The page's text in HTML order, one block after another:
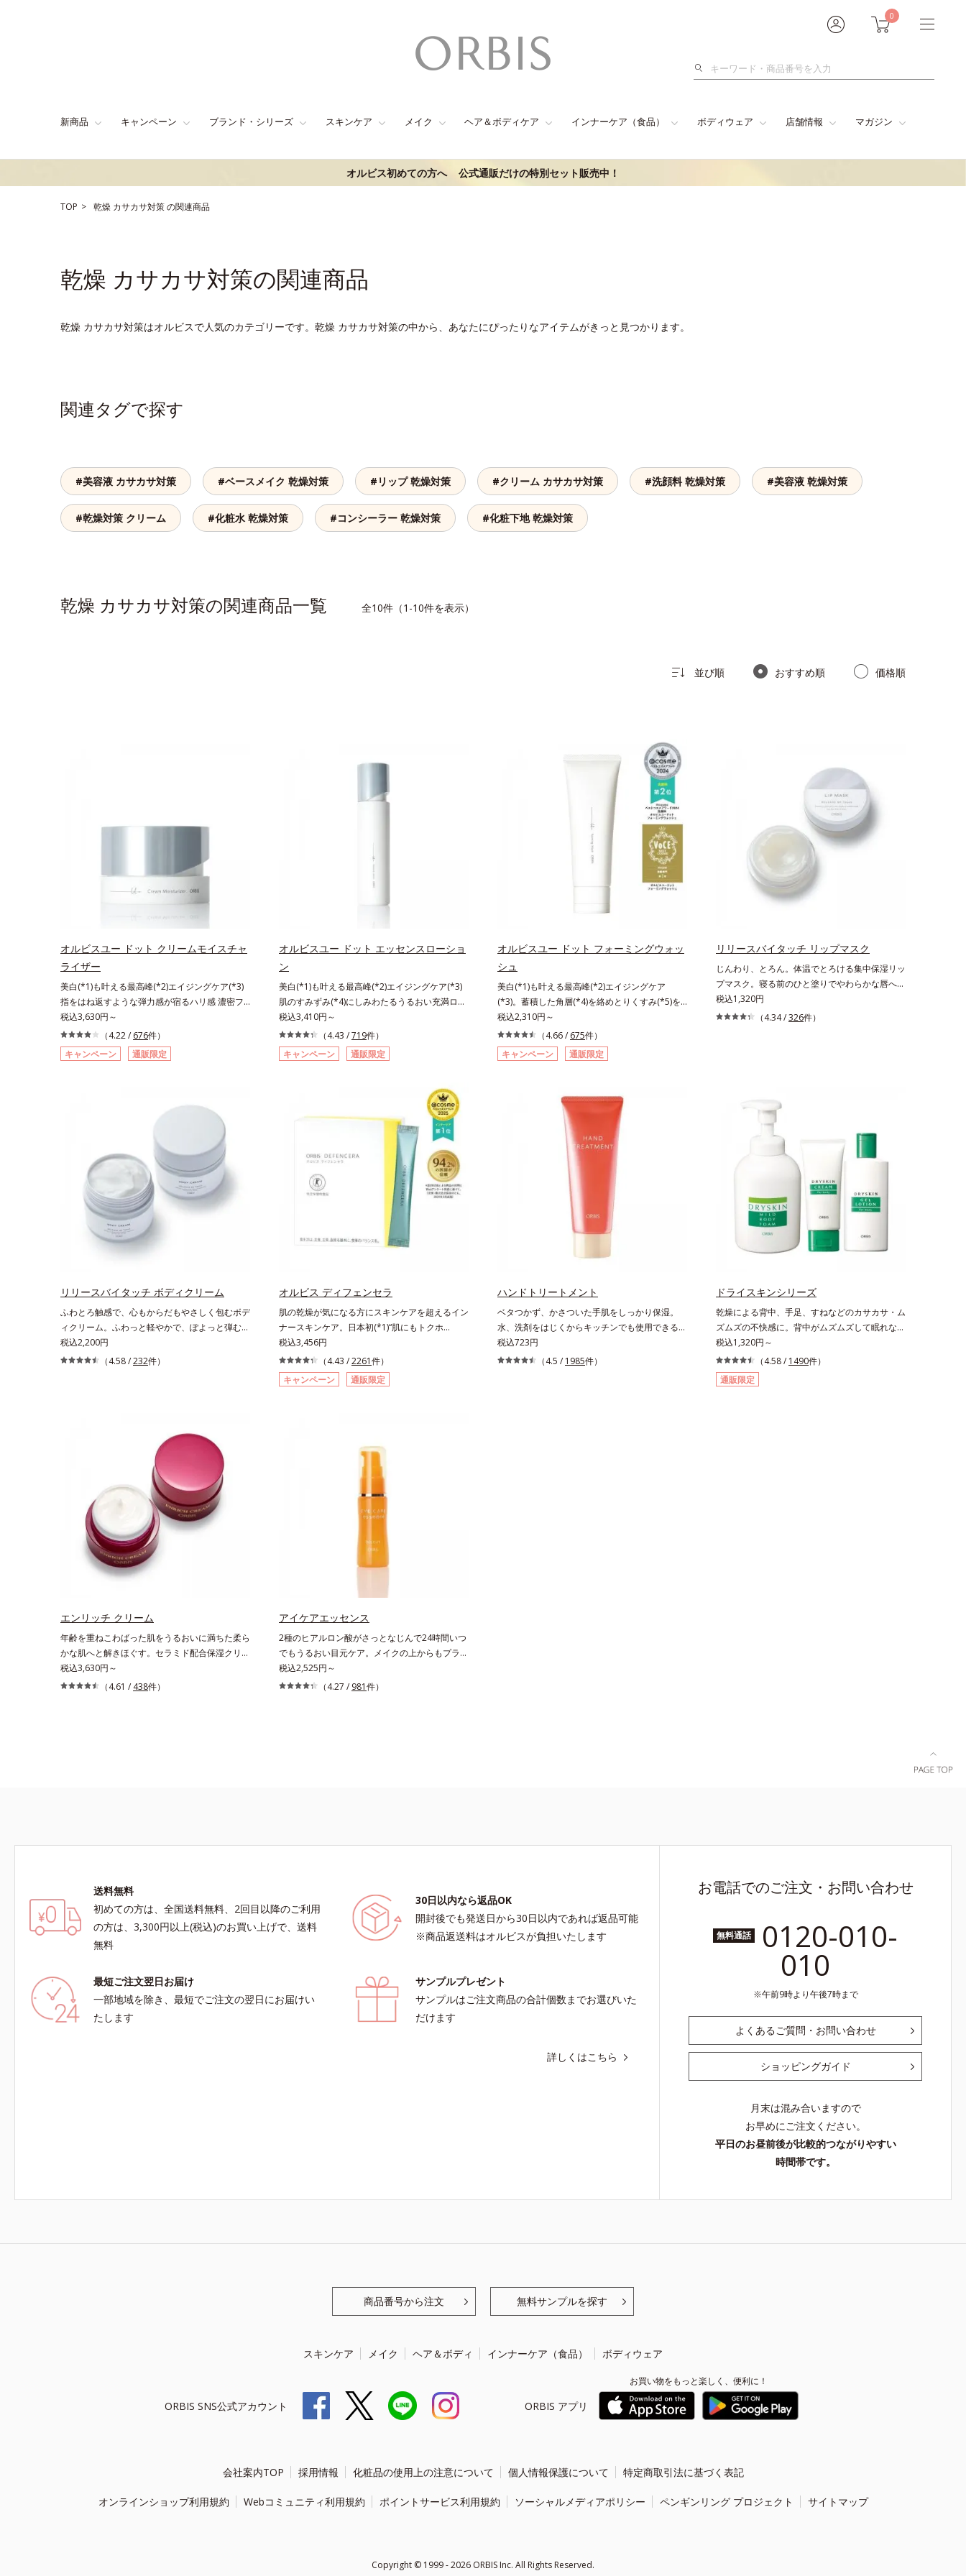
0
検
新商品 キャンペーン ブランド・シリーズ スキンケア メイク ヘア＆ボディケア インナーケア（食品） ボディウェア 店舗情報 マガジン
オルビス初めての方へ 公式通販だけの特別セット販売中！
TOP 乾燥 カサカサ対策の関連商品
乾燥 カサカサ対策の関連商品
乾燥 カサカサ対策はオルビスで人気のカテゴリーです。乾燥 カサカサ対策の中から、あなたにぴったりなアイテムがきっと見つかります。
関連タグで探す
#美容液 カサカサ対策 #ベースメイク 乾燥対策 #リップ 乾燥対策 #クリーム カサカサ対策 #洗顔料 乾燥対策 #美容液 乾燥対策
#乾燥対策 クリーム #化粧水 乾燥対策 #コンシーラー 乾燥対策 #化粧下地 乾燥対策
乾燥 カサカサ対策の関連商品一覧 全10件（1-10件を表示）
並び順 おすすめ順 価格順
オルビスユー ドット クリームモイスチャ
ライザー
美白(*1)も叶える最高峰(*2)エイジングケア(*3)
指をはね返すような弾力感が宿るハリ感 濃密フ
ィットクリーム。ハリも透明感(*4)も結果主義。
年齢サイン(*5)の因子に着目した肌科学エイジン
グケア(*3)シリーズ。オルビスユー ドットシリー
ズは、年齢による肌悩み一つ一つを対処するので
めたところ、弾力感のない状態である「ハリのな
さ」や、くすみ(*6)などが現れている状態である
「透明感のなさ」が、大人の肌印象に大きな影響
を与えていることがわかりました。そこでオルビ
スユー ドットシリーズは美容成分(*7)として
「G.D.F.アクティベーター(*8)」を配合。そし
て、従来から配合している美白(*1)有効成分「ト
ラネキサム酸」を配合しました。さらに、シリー
ズ共通の美容成分「GLルートブースター(*9)」を
配合することで、肌のふっくら感や透明感を叶え
ます。美白ケアしながら多角的なエイジングケア
リと透明感を。効果的なシナジー設計で、あなた
の生成を抑え、シミ・ソバカスを防ぐ（ウォッシ
ュを除く）*2 オルビス内スキンケアシリーズ
の保湿力*3 年齢に応じたお手入れのこと*4
うるおいによる*5 乾燥、ハリ・ツヤのなさ
層のすみずみまで水分・油分を保ち、ハリ・ツヤ
を与える保湿成分*10 気持ちのこと
税込3,630円～
（4.22 / 676件）
キャンペーン
通販限定
オルビスユー ドット エッセンスローショ
ン
美白(*1)も叶える最高峰(*2)エイジングケア(*3)
肌のすみずみ(*4)にしみわたるうるおい充満ロー
ション。ハリも透明感(*5)も結果主義。年齢サイ
ン(*6)の因子に着目した肌科学エイジングケア
(*3)シリーズ。オルビスユー ドットシリーズは、
年齢による肌悩み一つ一つを対処するのではな
とともに現れる年齢サインについて研究を進めた
ところ、弾力感のない状態である「ハリのなさ」
や、くすみ(*7)などが現れている状態である「透
明感のなさ」が、大人の肌印象に大きな影響を与
えていることがわかりました。そこでオルビスユ
ー ドットシリーズは美容成分(*8)として「G.D.F.
アクティベーター(*9)」を配合。そして、従来か
ら配合している美白(*1)有効成分「トラネキサム
酸」を配合しました。さらに、シリーズ共通の美
容成分「GLルートブースター(*10)」を配合する
ことで、肌のふっくら感や透明感を叶えます。美
感を。効果的なシナジー設計で、あなたのエイジ
抑え、シミ・ソバカスを防ぐ（ウォッシュを除
く）*2 オルビス内スキンケアシリーズの保湿
力*3 年齢に応じたお手入れのこと*4 角層ま
で*5 うるおいによる*6 乾燥、ハリ・ツヤの
なさ*7 乾燥による*8 保湿成分*9 ロニセラ
リ・ツヤを与える保湿成分*11 気持ちのこと
税込3,410円～
（4.43 /719件）
キャンペーン
通販限定
オルビスユー ドット フォーミングウォッ
シュ
美白(*1)も叶える最高峰(*2)エイジングケア
(*3)。蓄積した角層(*4)を絡めとりくすみ(*5)を
晴らす高密着マイルドピーリング(*6)洗顔料。ハ
リも透明感(*7)も結果主義。年齢サイン(*8)の因
子に着目した肌科学エイジングケア(*3)シリー
ズ。オルビスユー ドットシリーズは、年齢によ
れる年齢サインについて研究を進めたところ、弾
力感のない状態である「ハリのなさ」や、くすみ
(*5)などが現れている状態である「透明感のな
さ」が、大人の肌印象に大きな影響を与えている
ことがわかりました。そこでオルビスユー ドッ
トシリーズは美容成分(*9)として「G.D.F.アクテ
ィベーター(*10)」を配合。そして、従来から配
合している美白(*1)有効成分「トラネキサム酸」
を配合しました。さらに、シリーズ共通の美容成
で、肌のふっくら感や透明感を叶えます。美白ケ
ズに。3ステップで上向き(*12)のハリと透明感
グケアを応援します。*1 メラニンの生成を抑
え、シミ・ソバカスを防ぐ（ウォッシュを除く）
*2 オルビス内スキンケアシリーズの保湿力
*3 年齢に応じたお手入れのこと*4 剥がれず
税込2,310円～
（4.66 / 675件）
キャンペーン
通販限定
リリースバイタッチ リップマスク
じんわり、とろん。体温でとろける集中保湿リッ
プマスク。寝る前のひと塗りでやわらかな唇へ。
集中保湿リップマスクです。バームのような固め
のテクスチャーが体温でじんわり、とろんとほぐ
ます。【ご使用方法】清潔な指先またはお手持ち
のリップブラシに適量をとって、唇にやさしくな
じませてください。
税込1,320円
（4.34 /326件）
リリースバイタッチ ボディクリーム
ふわとろ触感で、心もからだもやさしく包むボデ
ィクリーム。ふわっと軽やかで、ぽよっと弾むユ
ニーク触感。なじませると摩擦と皮膚温でほどけ
るボディクリームです。うっとりなテクスチャー
肌ボディを長時間キープします。【ご使用方法】
お風呂上がりなどの清潔な肌に適量をやさしくな
税込2,200円
（4.58 /232件）
オルビス ディフェンセラ
肌の乾燥が気になる方にスキンケアを超えるイン
ナースキンケア。日本初(*1)“肌にもトクホ
(*2)”！肌の乾燥が気になる方に。高純度に精製
した米胚芽由来のグルコシルセラミドを配合。
「肌の水分を逃しにくくするため、肌の乾燥が気
になる方に適している」と許可された、特定保健
か手が回らない、ボディの乾燥対策にもおすすめ
です。ゆずの爽やかな香りとすっきりとした酸味
が特徴の「ゆず風味」、芳醇なマスカットの香り
とさっぱりとした酸味が楽しめる「マスカット風
味」、ピーチの甘い香りと爽やかな甘味が楽しめ
る「ピーチ風味」の3種のフレーバーをご用意。
その日の気分に合わせてチョイスできるから、よ
り飽きにくく、水なしで飲めるから、毎日手軽に
おいしく続けられます。*1 販売商品として。*2
ルセラミドは、肌の水分を逃しにくくするため、
肌の乾燥が気になる方に適しています。
税込3,456円
（4.43 /2261件）
キャンペーン
通販限定
ハンドトリートメント
ベタつかず、かさついた手肌をしっかり保湿。
水、洗剤をはじくからキッチンでも使用できる万
能型ハンドクリーム。常に外気にさらされている
上、もともと皮脂分泌が少ない手肌は、乾燥しや
税込723円
（4.5 / 1985件）
ドライスキンシリーズ
乾燥による背中、手足、すねなどのカサカサ・ム
ズムズの不快感に。背中がムズムズして眠れな
い、手足がカサつく、お風呂上がりはその不快感
が増してつらい・・・と悩んでいませんか？それ
はお肌が乾燥して外的刺激に弱くなっているか
ら。オルビスのドライスキンシリーズは、バスタ
税込1,320円～
（4.58 / 1490件）
通販限定
エンリッチ クリーム
年齢を重ねこわばった肌をうるおいに満ちた柔ら
かな肌へと解きほぐす。セラミド配合保湿クリー
ム。うるおい続く柔らかな肌へ整える、エイジン
グケア(*1)保湿クリームです。塗っても塗っても
導きます。*1 年齢に応じたお手入れ*2 加水分解
る保湿成分
税込3,630円～
（4.61 / 438件）
アイケアエッセンス
2種のヒアルロン酸がさっとなじんで24時間いつ
でもうるおい目元ケア。メイクの上からもプラス
オンOK。「目元がカサつく、ハリがない、疲れ
て見える・・・」目元を見てドキッとした事はあ
めです。
税込2,525円～
（4.27 / 981件）
送料無料
初めての方は、全国送料無料、2回目以降のご利用
の方は、3,300円以上(税込)のお買い上げで、送料
無料
30日以内なら返品OK
開封後でも発送日から30日以内であれば返品可能
※商品返送料はオルビスが負担いたします
最短ご注文翌日お届け
一部地域を除き、最短でご注文の翌日にお届けい
たします
サンプルプレゼント
サンプルはご注文商品の合計個数までお選びいた
だけます
詳しくはこちら
お電話でのご注文・お問い合わせ
無料通話 0120-010-
010
午前9時より午後7時まで
よくあるご質問・お問い合わせ
ショッピングガイド
月末は混み合いますので
お早めにご注文ください。
平日のお昼前後が比較的つながりやすい
時間帯です。
商品番号から注文 無料サンプルを探す
スキンケア メイク ヘア＆ボディ インナーケア（食品） ボディウェア
ORBIS SNS公式アカウント ORBIS アプリ
お買い物をもっと楽しく、便利に！
会社案内TOP 採用情報 化粧品の使用上の注意について 個人情報保護について 特定商取引法に基づく表記
オンラインショップ利用規約 Webコミュニティ利用規約 ポイントサービス利用規約 ソーシャルメディアポリシー ペンギンリング プロジェクト サイトマップ
Copyright © 1999 - 2026 ORBIS Inc. All Rights Reserved.